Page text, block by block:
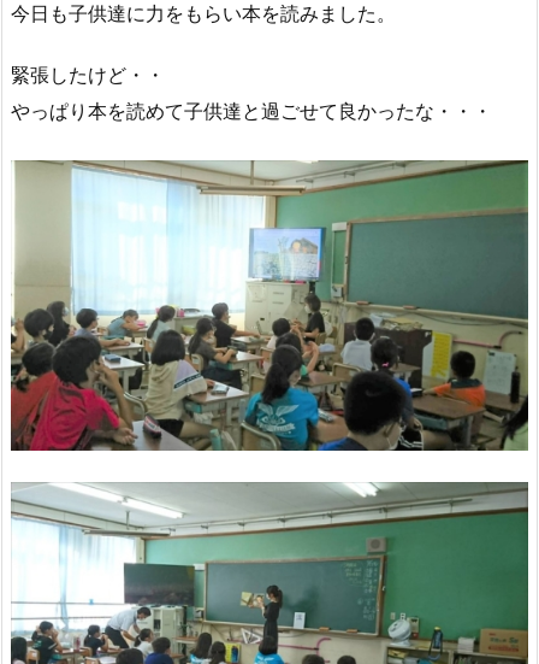
今日も子供達に力をもらい本を読みました。
緊張したけど・・
やっぱり本を読めて子供達と過ごせて良かったな・・・